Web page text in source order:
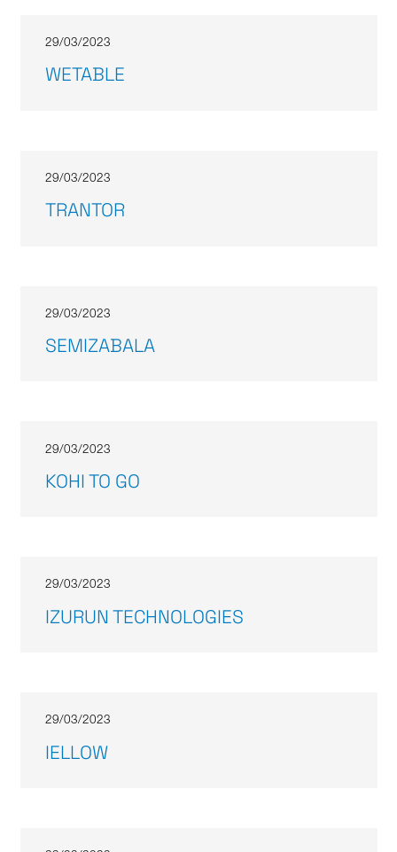
29/03/2023
WETABLE
29/03/2023
TRANTOR
29/03/2023
SEMIZABALA
29/03/2023
KOHI TO GO
29/03/2023
IZURUN TECHNOLOGIES
29/03/2023
IELLOW